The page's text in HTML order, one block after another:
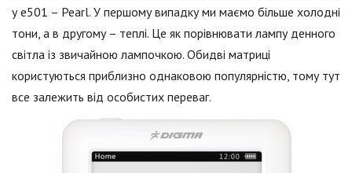
у е501 – Pearl. У першому випадку ми маємо більше холодні
тони, а в другому – теплі. Це як порівнювати лампу денного
світла із звичайною лампочкою. Обидві матриці
користуються приблизно однаковою популярністю, тому тут
все залежить від особистих переваг.